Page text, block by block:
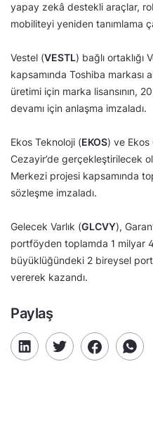
yapay zekâ destekli araçlar,
mobiliteyi yeniden tanımlama
Vestel (VESTL) bağlı ortaklığı
kapsamında Toshiba markası
üretimi için marka lisansının,
devamı için anlaşma imzaladı.
Ekos Teknoloji (EKOS) ve
Cezayir’de gerçekleştirilecek
Merkezi projesi kapsamında
sözleşme imzaladı.
Gelecek Varlık (GLCVY),
portföyden toplamda 1 milyar
büyüklüğündeki 2 bireysel
vererek kazandı.
Paylaş